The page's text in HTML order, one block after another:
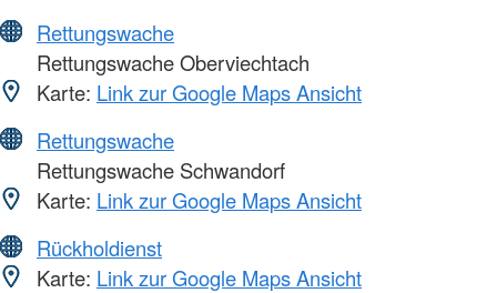
Rettungswache
Rettungswache Oberviechtach
Karte: Link zur Google Maps Ansicht
Rettungswache
Rettungswache Schwandorf
Karte: Link zur Google Maps Ansicht
Rückholdienst
Karte: Link zur Google Maps Ansicht